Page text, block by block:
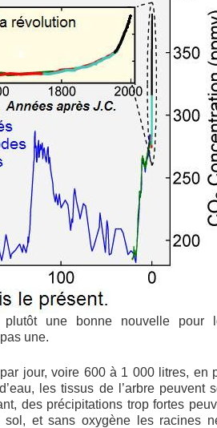
une bonne nouvelle pour
une.
jour, voire 600 à 1 000 litres, en
les tissus de l’arbre peuvent
des précipitations trop fortes
sol, et sans oxygène les racines